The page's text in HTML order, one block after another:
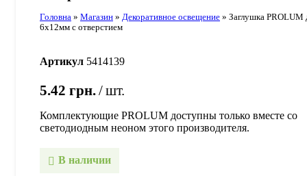
Головна » Магазин » Декоративное освещение » Заглушка PROLUM
6х12мм с отверстием
Артикул 5414139
5.42 грн. шт.
Комплектующие PROLUM доступны только вместе со
светодиодным неоном этого производителя.
В наличии